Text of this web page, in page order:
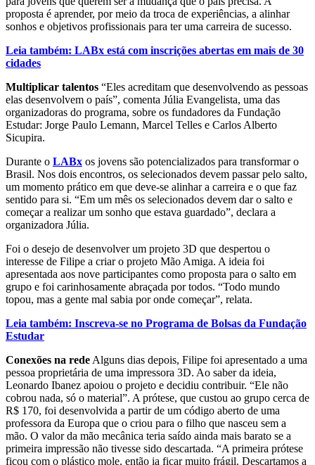
proposta é aprender, por meio da troca de experiências, a alinhar
sonhos e objetivos profissionais para ter uma carreira de sucesso.
Leia também: LABx está com inscrições abertas em mais de 30
cidades
Multiplicar talentos “Eles acreditam que desenvolvendo as pessoas
elas desenvolvem o país”, comenta Júlia Evangelista, uma das
organizadoras do programa, sobre os fundadores da Fundação
Estudar: Jorge Paulo Lemann, Marcel Telles e Carlos Alberto
Sicupira.
Durante o LABx os jovens são potencializados para transformar o
Brasil. Nos dois encontros, os selecionados devem passar pelo salto,
um momento prático em que deve-se alinhar a carreira e o que faz
sentido para si. “Em um mês os selecionados devem dar o salto e
começar a realizar um sonho que estava guardado”, declara a
organizadora Júlia.
Foi o desejo de desenvolver um projeto 3D que despertou o
interesse de Filipe a criar o projeto Mão Amiga. A ideia foi
apresentada aos nove participantes como proposta para o salto em
grupo e foi carinhosamente abraçada por todos. “Todo mundo
topou, mas a gente mal sabia por onde começar”, relata.
Leia também: Inscreva-se no Programa de Bolsas da Fundação
Estudar
Conexões na rede Alguns dias depois, Filipe foi apresentado a uma
pessoa proprietária de uma impressora 3D. Ao saber da ideia,
Leonardo Ibanez apoiou o projeto e decidiu contribuir. “Ele não
cobrou nada, só o material”. A prótese, que custou ao grupo cerca de
R$ 170, foi desenvolvida a partir de um código aberto de uma
professora da Europa que o criou para o filho que nasceu sem a
mão. O valor da mão mecânica teria saído ainda mais barato se a
primeira impressão não tivesse sido descartada. “A primeira prótese
ficou com o plástico mole, então ia ficar muito frágil. Descartamos a